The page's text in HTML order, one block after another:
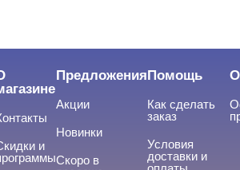
и
Предложения
Акции
Новинки
Скоро в
Помощь
Как сделать
заказ
Условия
доставки и